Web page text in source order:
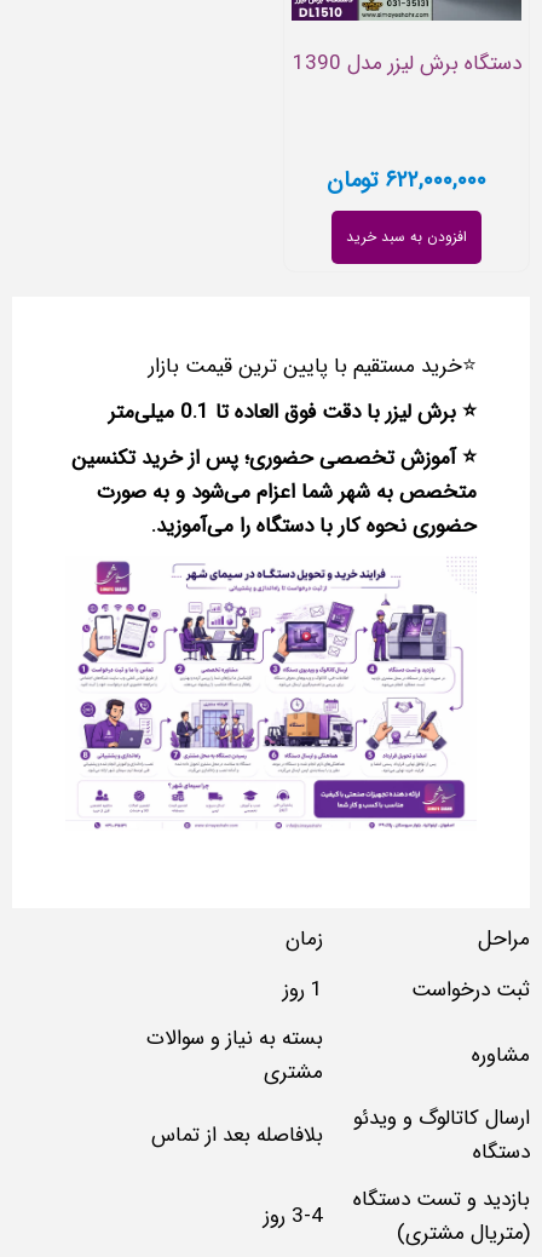
دستگاه برش لیزر مدل 1390
۶۲۲,۰۰۰,۰۰۰ تومان
افزودن به سبد خرید
⭐خرید مستقیم با پایین‌ ترین قیمت بازار
⭐ برش لیزر با دقت فوق‌ العاده تا 0.1 میلی‌متر
⭐ آموزش تخصصی حضوری؛ پس از خرید تکنسین
متخصص به شهر شما اعزام می‌شود و به صورت
حضوری نحوه کار با دستگاه را می‌آموزید.
مراحل
زمان
ثبت درخواست
1 روز
مشاوره
بسته به نیاز و سوالات
مشتری
ارسال کاتالوگ و ویدئو
دستگاه
بلافاصله بعد از تماس
بازدید و تست دستگاه
(متریال مشتری)
3-4 روز